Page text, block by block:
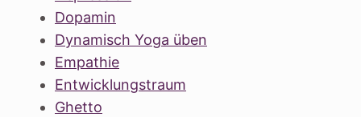
Dopamin
Dynamisch Yoga üben
Empathie
Entwicklungstraum
Ghetto